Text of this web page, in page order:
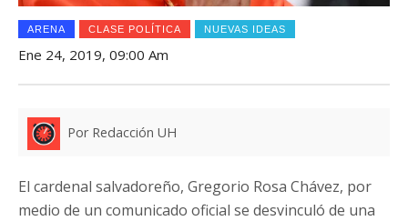
ARENA CLASE POLÍTICA NUEVAS IDEAS
Ene 24, 2019, 09:00 Am
Por Redacción UH
El cardenal salvadoreño, Gregorio Rosa Chávez, por
medio de un comunicado oficial se desvinculó de una